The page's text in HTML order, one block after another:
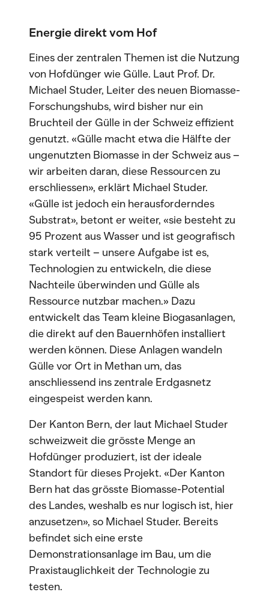
Energie direkt vom Hof
Eines der zentralen Themen ist die Nutzung
von Hofdünger wie Gülle. Laut Prof. Dr.
Michael Studer, Leiter des neuen Biomasse-
Forschungshubs, wird bisher nur ein
Bruchteil der Gülle in der Schweiz effizient
genutzt. «Gülle macht etwa die Hälfte der
ungenutzten Biomasse in der Schweiz aus –
wir arbeiten daran, diese Ressourcen zu
erschliessen», erklärt Michael Studer.
«Gülle ist jedoch ein herausforderndes
Substrat», betont er weiter, «sie besteht zu
95 Prozent aus Wasser und ist geografisch
stark verteilt – unsere Aufgabe ist es,
Technologien zu entwickeln, die diese
Nachteile überwinden und Gülle als
Ressource nutzbar machen.» Dazu
entwickelt das Team kleine Biogasanlagen,
die direkt auf den Bauernhöfen installiert
werden können. Diese Anlagen wandeln
Gülle vor Ort in Methan um, das
anschliessend ins zentrale Erdgasnetz
eingespeist werden kann.
Der Kanton Bern, der laut Michael Studer
schweizweit die grösste Menge an
Hofdünger produziert, ist der ideale
Standort für dieses Projekt. «Der Kanton
Bern hat das grösste Biomasse-Potential
des Landes, weshalb es nur logisch ist, hier
anzusetzen», so Michael Studer. Bereits
befindet sich eine erste
Demonstrationsanlage im Bau, um die
Praxistauglichkeit der Technologie zu
testen.